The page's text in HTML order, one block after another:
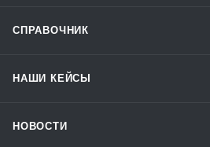
СПРАВОЧНИК
НАШИ КЕЙСЫ
НОВОСТИ